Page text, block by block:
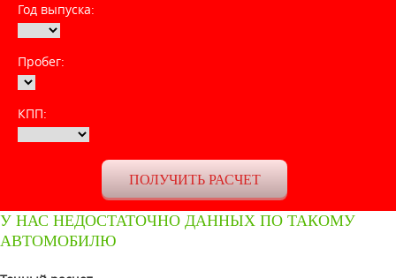
Год выпуска:
Пробег:
КПП:
У НАС НЕДОСТАТОЧНО ДАННЫХ ПО ТАКОМУ
АВТОМОБИЛЮ